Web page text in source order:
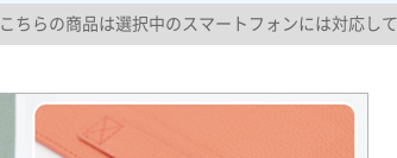
こちらの商品は選択中のスマートフォンには対応して